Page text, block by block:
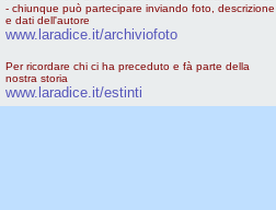
- chiunque può partecipare inviando foto, descrizione
e dati dell'autore
www.laradice.it/archiviofoto
Per ricordare chi ci ha preceduto e fà parte della
nostra storia
www.laradice.it/estinti